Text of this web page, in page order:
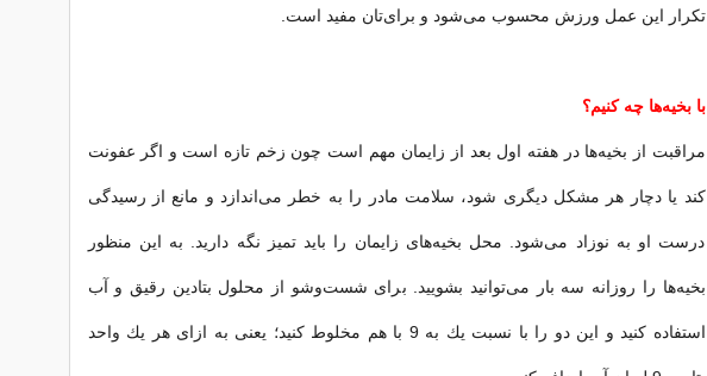
تكرار این عمل ورزش محسوب می‌شود و برای‌تان مفید است.
با بخیه‌ها چه كنیم؟
مراقبت از بخیه‌ها در هفته اول بعد از زایمان مهم است چون زخم تازه است و اگر عفونت
كند یا دچار هر مشكل دیگری شود، سلامت مادر را به خطر می‌اندازد و مانع از رسیدگی
درست او به نوزاد می‌شود. محل بخیه‌های زایمان را باید تمیز نگه دارید. به این منظور
بخیه‌ها را روزانه سه بار می‌توانید بشویید. برای شست‌وشو از محلول بتادین رقیق و آب
استفاده كنید و این دو را با نسبت یك به 9 با هم مخلوط كنید؛ یعنی به ازای هر یك واحد